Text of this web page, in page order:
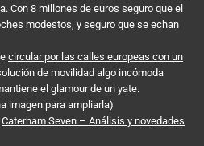
Con 8 millones de euros seguro que el
modestos, y seguro que se echan
circular por las calles europeas con un
de movilidad algo incómoda
el glamour de un yate.
imagen para ampliarla)
Caterham Seven – Análisis y novedades